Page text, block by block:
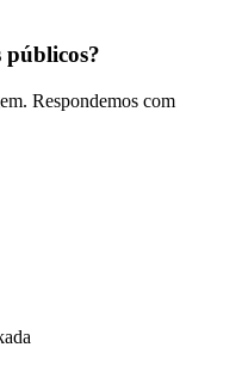
públicos?
Respondemos com